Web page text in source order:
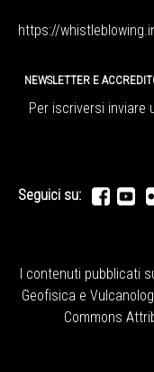
https://
NEWSLETTER E
Per iscriversi inviare
Seguici su:
I contenuti pubblicati
Geofisica e
Commons